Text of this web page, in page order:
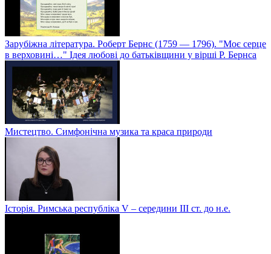
Зарубіжна література. Роберт Бернс (1759 — 1796). "Моє серце
в верховині…" Ідея любові до батьківщини у вірші Р. Бернса
Мистецтво. Симфонічна музика та краса природи
Історія. Римська республіка V – середини ІІІ ст. до н.е.